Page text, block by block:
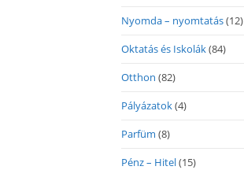
Nyomda – nyomtatás(12)
Oktatás és Iskolák(84)
Otthon (82)
Pályázatok(4)
Parfüm (8)
Pénz – Hitel(15)